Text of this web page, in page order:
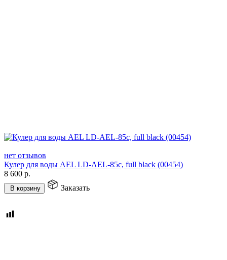
нет отзывов
Кулер для воды AEL LD-AEL-85c, full black (00454)
8 600 р.
В корзину Заказать